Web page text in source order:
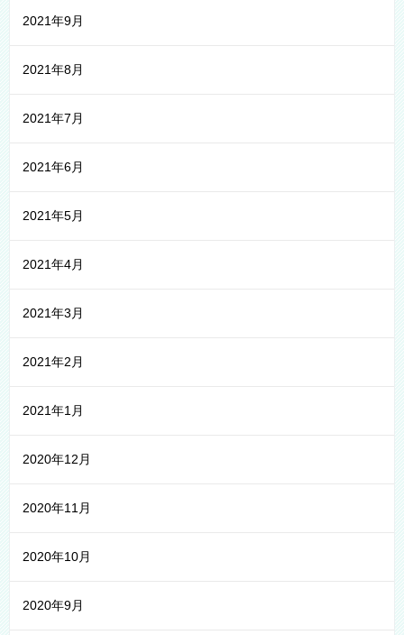
2021年9月
2021年8月
2021年7月
2021年6月
2021年5月
2021年4月
2021年3月
2021年2月
2021年1月
2020年12月
2020年11月
2020年10月
2020年9月